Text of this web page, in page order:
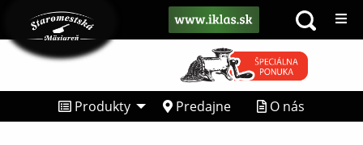
Produkty Predajne O nás